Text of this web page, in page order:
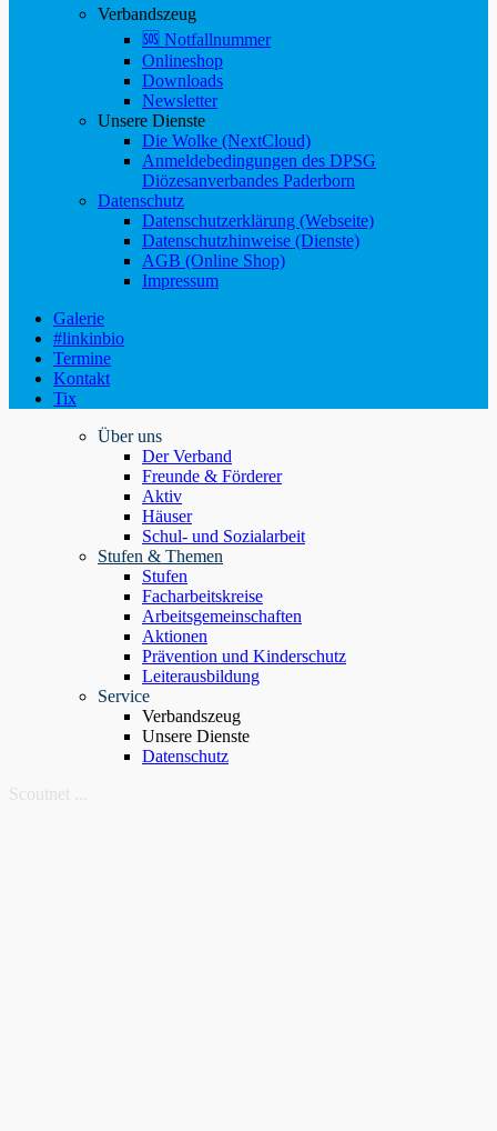
Verbandszeug
🆘 Notfallnummer
Onlineshop
Downloads
Newsletter
Unsere Dienste
Die Wolke (NextCloud)
Anmeldebedingungen des DPSG
Diözesanverbandes Paderborn
Datenschutz
Datenschutzerklärung (Webseite)
Datenschutzhinweise (Dienste)
AGB (Online Shop)
Impressum
Galerie
#linkinbio
Termine
Kontakt
Tix
Über uns
Der Verband
Freunde & Förderer
Aktiv
Häuser
Schul- und Sozialarbeit
Stufen & Themen
Stufen
Facharbeitskreise
Arbeitsgemeinschaften
Aktionen
Prävention und Kinderschutz
Leiterausbildung
Service
Verbandszeug
Unsere Dienste
Datenschutz
Scoutnet ...